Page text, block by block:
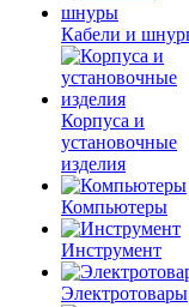
Кабели и
Корпуса и
установочные
изделия
Компьютеры
Инструмент
Электротовары